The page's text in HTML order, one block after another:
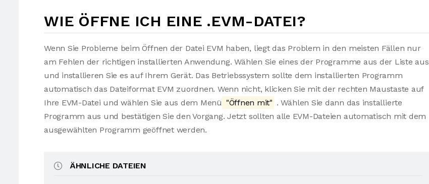
WIE ÖFFNE ICH EINE .EVM-DATEI?
Wenn Sie Probleme beim Öffnen der Datei EVM haben, liegt das Problem in den meisten Fällen nur
am Fehlen der richtigen installierten Anwendung. Wählen Sie eines der Programme aus der Liste aus
und installieren Sie es auf Ihrem Gerät. Das Betriebssystem sollte dem installierten Programm
automatisch das Dateiformat EVM zuordnen. Wenn nicht, klicken Sie mit der rechten Maustaste auf
Ihre EVM-Datei und wählen Sie aus dem Menü "Öffnen mit" . Wählen Sie dann das installierte
Programm aus und bestätigen Sie den Vorgang. Jetzt sollten alle EVM-Dateien automatisch mit dem
ausgewählten Programm geöffnet werden.
ÄHNLICHE DATEIEN